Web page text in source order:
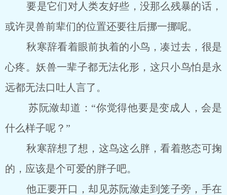
要是它们对人类友好些，没那么残暴的话，
或许灵兽前辈们的位置还要往后挪一挪呢。
秋寒辞看着眼前执着的小鸟，凑过去，很是
心疼。妖兽一辈子都无法化形，这只小鸟怕是永
远都无法口吐人言了。
苏阮潋却道：“你觉得他要是变成人，会是
什么样子呢？”
秋寒辞想了想，这鸟这么胖，看着憨态可掬
的，应该是个可爱的胖子吧。
他正要开口，却见苏阮潋走到笼子旁，手在